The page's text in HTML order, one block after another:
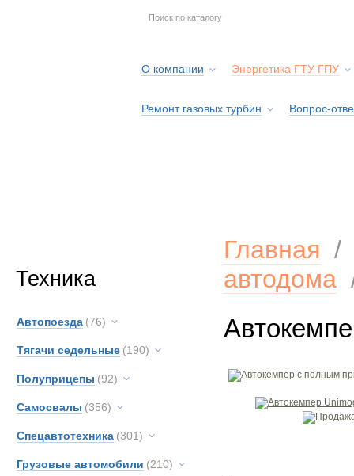
О компании Энергетика ГТУ ГПУ
Ремонт газовых турбин Вопрос-
Техника
Автопоезда (76)
Тягачи седельные (190)
Полуприцепы (92)
Самосвалы (356)
Спецавтотехника (301)
Грузовые автомобили (210)
Главная
автодома